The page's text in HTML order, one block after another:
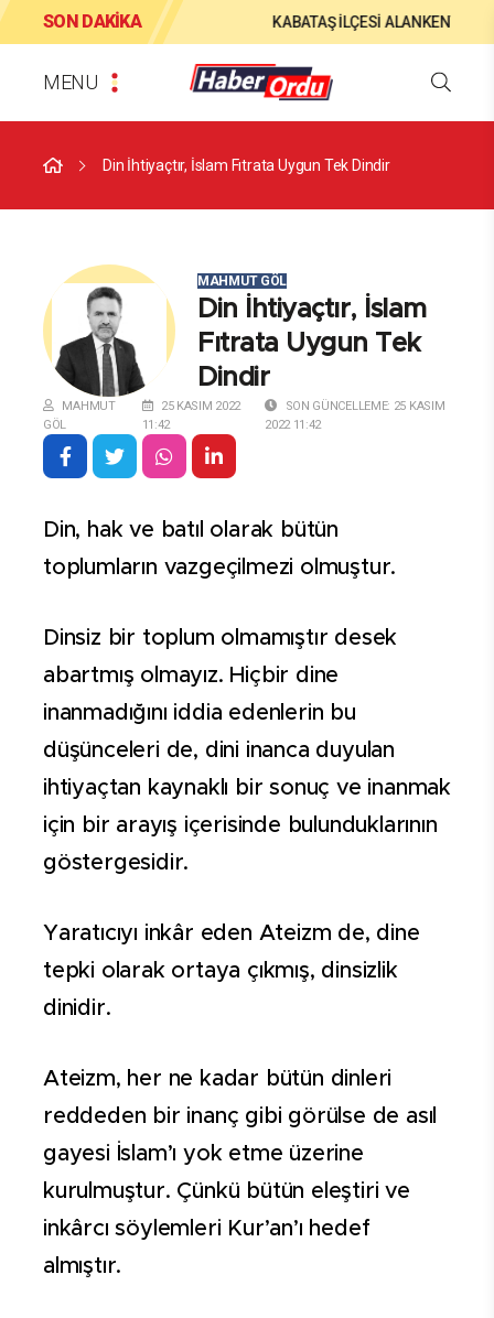
SON DAKIKA
YENİLENİYOR KABATAŞ İLÇESİ ALANKENT İÇME SUYU
MENU
Din İhtiyaçtır, İslam Fıtrata Uygun Tek Dindir
MAHMUT GÖL
Din İhtiyaçtır, İslam
Fıtrata Uygun Tek
Dindir
MAHMUT
GÖL
25 KASIM 2022
11:42
SON GÜNCELLEME: 25 KASIM
2022 11:42
Din, hak ve batıl olarak bütün
toplumların vazgeçilmezi olmuştur.
Dinsiz bir toplum olmamıştır desek
abartmış olmayız. Hiçbir dine
inanmadığını iddia edenlerin bu
düşünceleri de, dini inanca duyulan
ihtiyaçtan kaynaklı bir sonuç ve inanmak
için bir arayış içerisinde bulunduklarının
göstergesidir.
Yaratıcıyı inkâr eden Ateizm de, dine
tepki olarak ortaya çıkmış, dinsizlik
dinidir.
Ateizm, her ne kadar bütün dinleri
reddeden bir inanç gibi görülse de asıl
gayesi İslam’ı yok etme üzerine
kurulmuştur. Çünkü bütün eleştiri ve
inkârcı söylemleri Kur’an’ı hedef
almıştır.